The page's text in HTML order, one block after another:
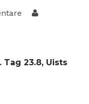
Tag 23.8, Uists